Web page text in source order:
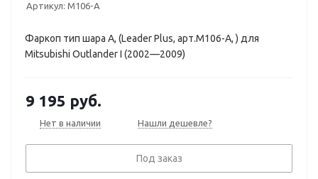
Артикул: M106-A
Фаркоп тип шара A, (Leader Plus, арт.M106-A, ) для
Mitsubishi Outlander I (2002—2009)
9 195 руб.
Нет в наличии Нашли дешевле?
Под заказ